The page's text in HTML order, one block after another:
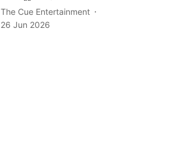
The Cue Entertainment
26 Jun 2026